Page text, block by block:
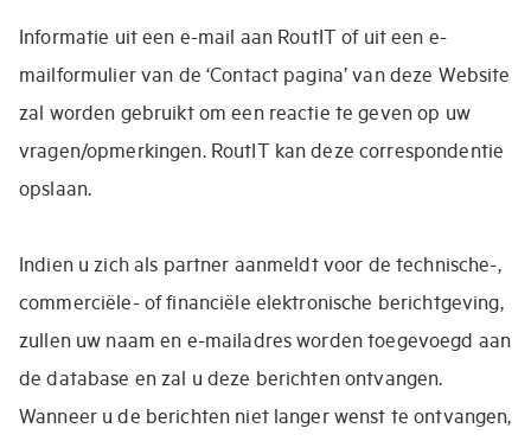
Informatie uit een e-mail aan RoutIT of uit een e-
mailformulier van de ‘Contact pagina’ van deze Website
zal worden gebruikt om een reactie te geven op uw
vragen/opmerkingen. RoutIT kan deze correspondentie
opslaan.
Indien u zich als partner aanmeldt voor de technische-,
commerciële- of financiële elektronische berichtgeving,
zullen uw naam en e-mailadres worden toegevoegd aan
de database en zal u deze berichten ontvangen.
Wanneer u de berichten niet langer wenst te ontvangen,